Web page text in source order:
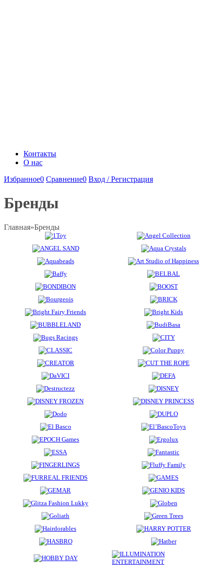
Контакты
О нас
Избранное0 Сравнение0 Вход / Регистрация
Бренды
Главная»Бренды